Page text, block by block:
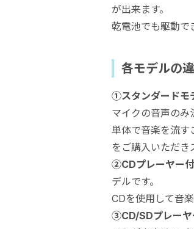
が出来ます。
乾電池でも駆動で
各モデルの
➀スタンダードモ
マイクの音声のみ
単体で音楽を流す
をご購入いただき
②CDプレーヤー
デルです。
CDを使用して音
③CD/SDプレーヤ